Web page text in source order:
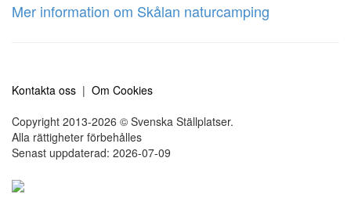
Mer information om Skålan naturcamping
Kontakta oss | Om Cookies
Copyright 2013-2026 © Svenska Ställplatser.
Alla rättigheter förbehålles
Senast uppdaterad: 2026-07-09